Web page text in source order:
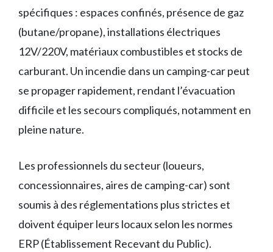
spécifiques : espaces confinés, présence de gaz
(butane/propane), installations électriques
12V/220V, matériaux combustibles et stocks de
carburant. Un incendie dans un camping-car peut
se propager rapidement, rendant l’évacuation
difficile et les secours compliqués, notamment en
pleine nature.
Les professionnels du secteur (loueurs,
concessionnaires, aires de camping-car) sont
soumis à des réglementations plus strictes et
doivent équiper leurs locaux selon les normes
ERP (Établissement Recevant du Public).